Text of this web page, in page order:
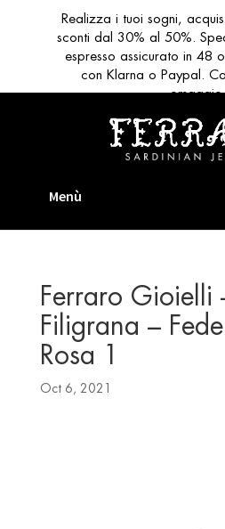
Ferraro Gioielli
Filigrana –
Rosa 1
Oct 6, 2021
Realizza i tuoi sogni,
sconti dal 30% al 50%.
espresso assicurato in 48
con Klarna o Paypal.
omaggio